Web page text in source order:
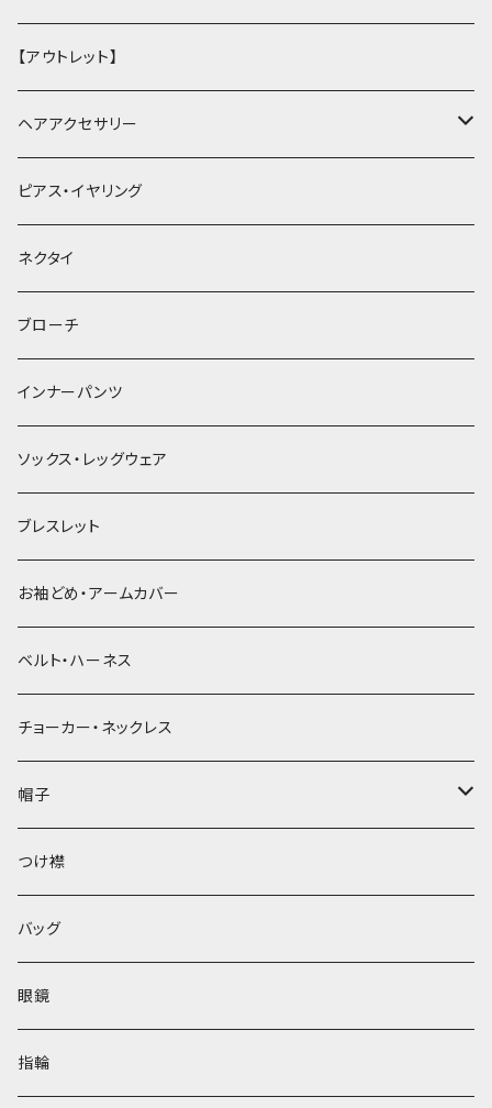
【アウトレット】
ヘアアクセサリー
ヘアクリップ
ヘッドドレス・カチューシャ
ヘアゴム
簪
ピアス・イヤリング
ネクタイ
ブローチ
インナーパンツ
ソックス・レッグウェア
ブレスレット
お袖どめ・アームカバー
ベルト・ハーネス
チョーカー・ネックレス
帽子
ベレー帽
つけ襟
バッグ
眼鏡
指輪